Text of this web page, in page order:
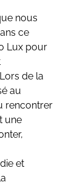
nous
ce
Lux pour
de la
au
rencontrer
une
et